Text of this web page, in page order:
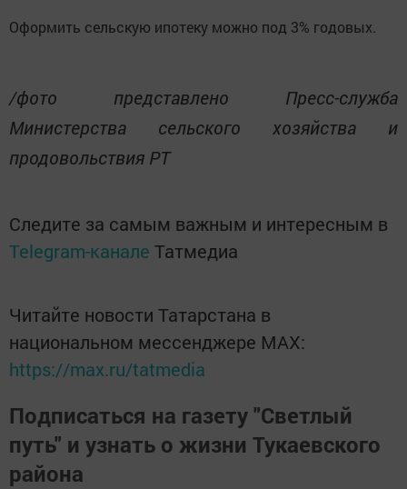
Оформить сельскую ипотеку можно под 3% годовых.
/фото представлено Пресс-служба
Министерства сельского хозяйства и
продовольствия РТ
Следите за самым важным и интересным в
Telegram-канале Татмедиа
Читайте новости Татарстана в
национальном мессенджере MАХ:
https://max.ru/tatmedia
Подписаться на газету "Светлый
путь" и узнать о жизни Тукаевского
района